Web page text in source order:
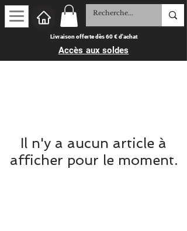
Livraison offerte dès 60 € d'achat
Accès aux soldes
Il n'y a aucun article à
afficher pour le moment.